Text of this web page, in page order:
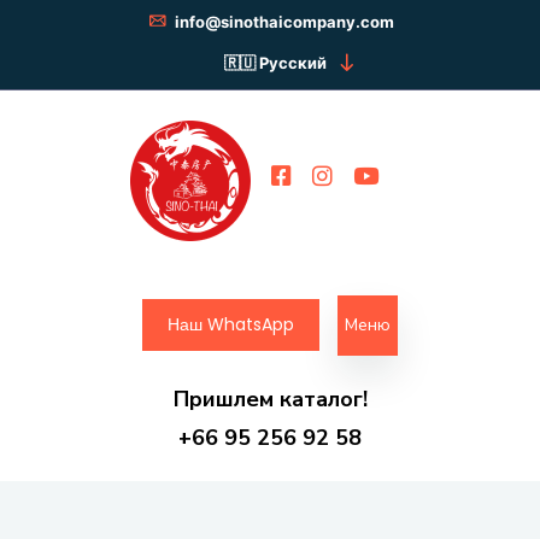
info@sinothaicompany.com
Русский
Наш WhatsApp Меню
Пришлем каталог!
+66 95 256 92 58